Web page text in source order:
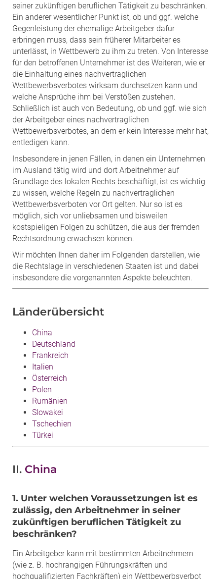
seiner zukünftigen beruflichen Tätigkeit zu beschränken.
Ein anderer wesentlicher Punkt ist, ob und ggf. welche
Gegenleistung der ehemalige Arbeitgeber dafür
erbringen muss, dass sein früherer Mitarbeiter es
unterlässt, in Wettbewerb zu ihm zu treten. Von Interesse
für den betroffenen Unternehmer ist des Weiteren, wie er
die Einhaltung eines nachvertraglichen
Wettbewerbsverbotes wirksam durchsetzen kann und
welche Ansprüche ihm bei Verstößen zustehen.
Schließlich ist auch von Bedeutung, ob und ggf. wie sich
der Arbeitgeber eines nachvertraglichen
Wettbewerbsverbotes, an dem er kein Interesse mehr hat,
entledigen kann.
Insbesondere in jenen Fällen, in denen ein Unternehmen
im Ausland tätig wird und dort Arbeitnehmer auf
Grundlage des lokalen Rechts beschäftigt, ist es wichtig
zu wissen, welche Regeln zu nachvertraglichen
Wettbewerbsverboten vor Ort gelten. Nur so ist es
möglich, sich vor unliebsamen und bisweilen
kostspieligen Folgen zu schützen, die aus der fremden
Rechtsordnung erwachsen können.
Wir möchten Ihnen daher im Folgenden darstellen, wie
die Rechtslage in verschiedenen Staaten ist und dabei
insbesondere die vorgenannten Aspekte beleuchten.
Länderübersicht
China
Deutschland
Frankreich
Italien
Österreich
Polen
Rumänien
Slowakei
Tschechien
Türkei
II. China
1. Unter welchen Voraussetzungen ist es
zulässig, den Arbeitnehmer in seiner
zukünftigen beruflichen Tätigkeit zu
beschränken?
Ein Arbeitgeber kann mit bestimmten Arbeitnehmern
(wie z. B. hochrangigen Führungskräften und
hochqualifizierten Fachkräften) ein Wettbewerbsverbot